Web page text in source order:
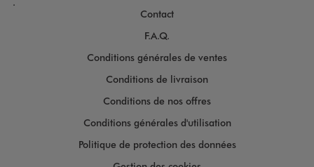
Contact
F.A.Q.
Conditions générales de ventes
Conditions de livraison
Conditions de nos offres
Conditions générales d'utilisation
Politique de protection des données